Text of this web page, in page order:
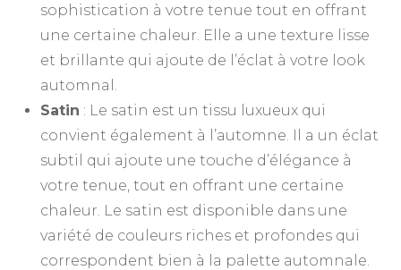
sophistication à votre tenue tout en offrant
une certaine chaleur. Elle a une texture lisse
et brillante qui ajoute de l’éclat à votre look
automnal.
Satin : Le satin est un tissu luxueux qui
convient également à l’automne. Il a un éclat
subtil qui ajoute une touche d’élégance à
votre tenue, tout en offrant une certaine
chaleur. Le satin est disponible dans une
variété de couleurs riches et profondes qui
correspondent bien à la palette automnale.